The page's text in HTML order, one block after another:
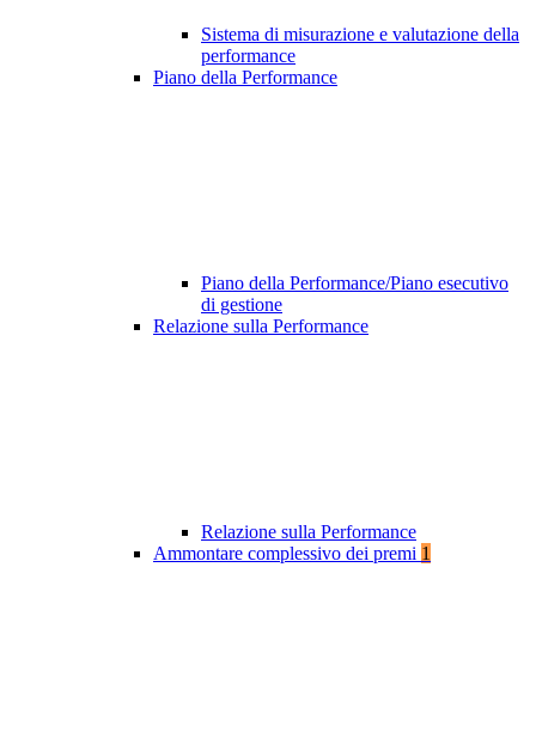
Sistema di misurazione e valutazione della
performance
Piano della Performance
Piano della Performance/Piano esecutivo
di gestione
Relazione sulla Performance
Relazione sulla Performance
Ammontare complessivo dei premi 1